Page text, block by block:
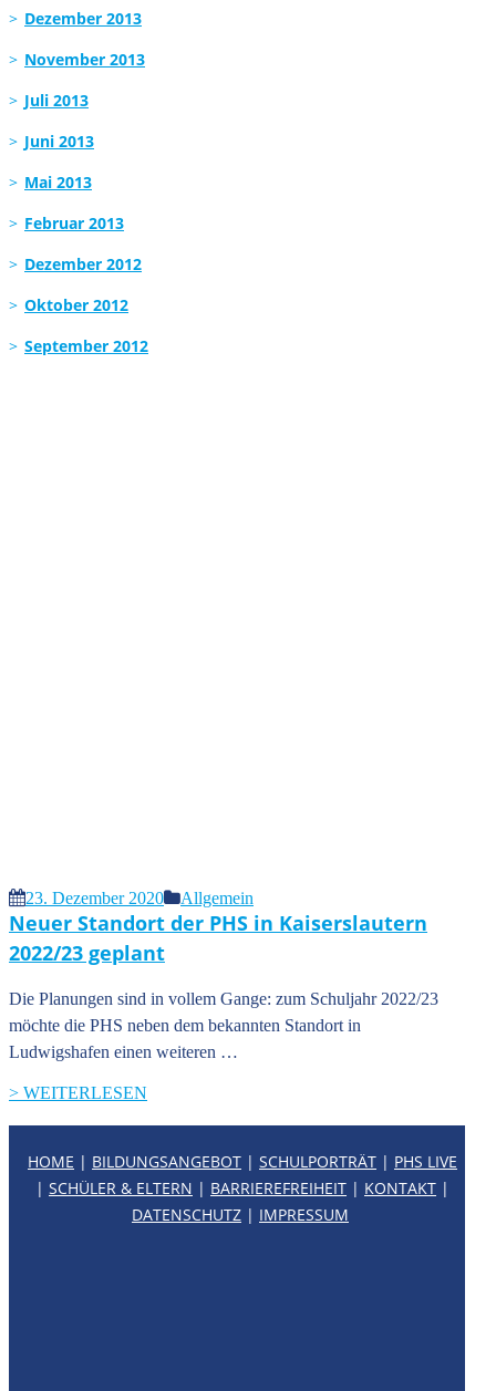
Dezember 2013
November 2013
Juli 2013
Juni 2013
Mai 2013
Februar 2013
Dezember 2012
Oktober 2012
September 2012
23. Dezember 2020 Allgemein
Neuer Standort der PHS in Kaiserslautern
2022/23 geplant
Die Planungen sind in vollem Gange: zum Schuljahr 2022/23
möchte die PHS neben dem bekannten Standort in
Ludwigshafen einen weiteren …
> WEITERLESEN
HOME | BILDUNGSANGEBOT | SCHULPORTRÄT | PHS LIVE
| SCHÜLER & ELTERN | BARRIEREFREIHEIT | KONTAKT |
DATENSCHUTZ | IMPRESSUM